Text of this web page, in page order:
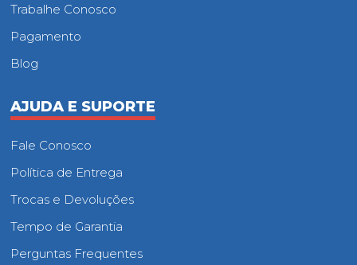
Trabalhe Conosco
Pagamento
Blog
AJUDA E SUPORTE
Fale Conosco
Política de Entrega
Trocas e Devoluções
Tempo de Garantia
Perguntas Frequentes